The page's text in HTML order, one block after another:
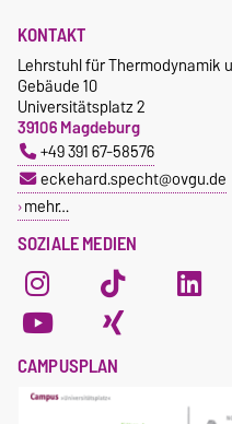
SOZIALE MEDIEN
KONTAKT
Lehrstuhl für Thermodynamik
Gebäude 10
Universitätsplatz 2
39106 Magdeburg
+49 391 67-58576
eckehard.specht@ovgu.de
mehr…
CAMPUSPLAN